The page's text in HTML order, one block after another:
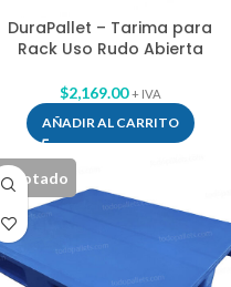
DuraPallet – Tarima para
Rack Uso Rudo Abierta
$2,169.00 + IVA
AÑADIR AL CARRITO
Agotado